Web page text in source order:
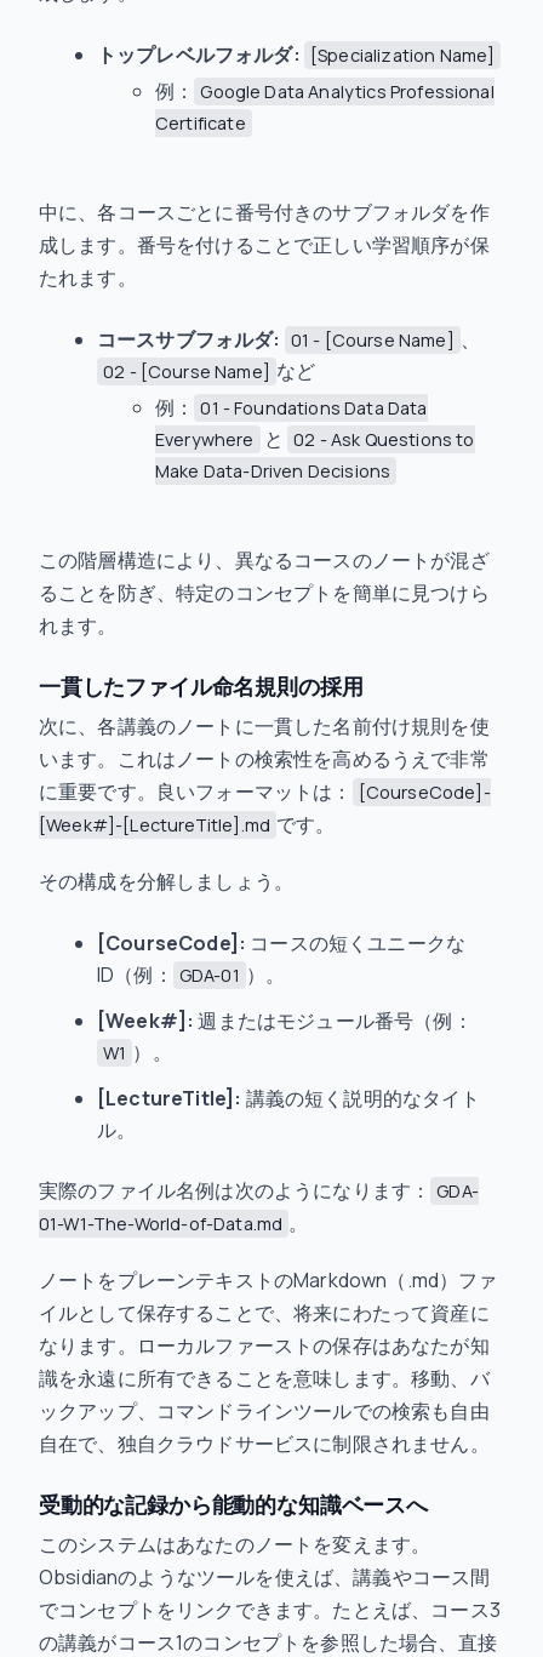
トップレベルフォルダ: [Specialization Name]
例：
Google Data Analytics Professional
Certificate
中に、各コースごとに番号付きのサブフォルダを作
成します。番号を付けることで正しい学習順序が保
たれます。
コースサブフォルダ: 01 - [Course Name] 、
02 - [Course Name] など
例：
01 - Foundations Data Data
Everywhere
と 02 - Ask Questions to
Make Data-Driven Decisions
この階層構造により、異なるコースのノートが混ざ
ることを防ぎ、特定のコンセプトを簡単に見つけら
れます。
一貫したファイル命名規則の採用
次に、各講義のノートに一貫した名前付け規則を使
います。これはノートの検索性を高めるうえで非常
に重要です。良いフォーマットは：
[CourseCode]-
[Week#]-[LectureTitle].md です。
その構成を分解しましょう。
[CourseCode]: コースの短くユニークな
ID（例：
GDA-01 ）。
[Week#]: 週またはモジュール番号（例：
W1 ）。
[LectureTitle]: 講義の短く説明的なタイト
ル。
実際のファイル名例は次のようになります：
GDA-
01-W1-The-World-of-Data.md 。
ノートをプレーンテキストのMarkdown（.md）ファ
イルとして保存することで、将来にわたって資産に
なります。ローカルファーストの保存はあなたが知
識を永遠に所有できることを意味します。移動、バ
ックアップ、コマンドラインツールでの検索も自由
自在で、独自クラウドサービスに制限されません。
受動的な記録から能動的な知識ベースへ
このシステムはあなたのノートを変えます。
Obsidianのようなツールを使えば、講義やコース間
でコンセプトをリンクできます。たとえば、コース3
の講義がコース1のコンセプトを参照した場合、直接